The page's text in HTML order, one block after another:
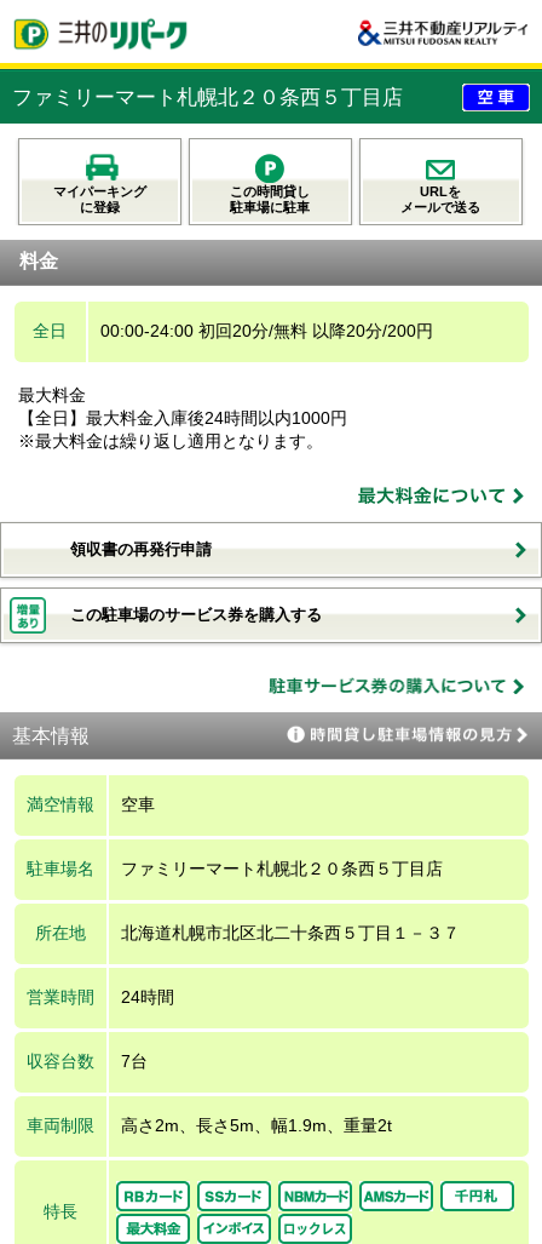
ファミリーマート札幌北２０条西５丁目店
マイパーキング
に登録
この時間貸し
駐車場に駐車
URLを
メールで送る
料金
全日 00:00-24:00 初回20分/無料 以降20分/200円
最大料金
【全日】最大料金入庫後24時間以内1000円
※最大料金は繰り返し適用となります。
領収書の再発行申請
この駐車場のサービス券を購入する
基本情報
満空情報 空車
駐車場名 ファミリーマート札幌北２０条西５丁目店
所在地 北海道札幌市北区北二十条西５丁目１－３７
営業時間 24時間
収容台数 7台
車両制限 高さ2m、長さ5m、幅1.9m、重量2t
特長